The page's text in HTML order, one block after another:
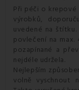
Při péči o
výrobků,
uvedené na
povlečení na max.
pozapínané a
nejdéle udržela.
Nejlepším
volně vyschnout